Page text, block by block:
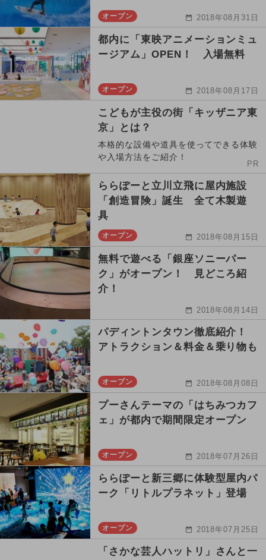
オープン 2018年08月31日
都内に「東映アニメーションミュ
ージアム」OPEN！ 入場無料
オープン 2018年08月17日
こどもが主役の街「キッザニア東
京」とは？
本格的な設備や道具を使ってできる体験
や入場方法をご紹介！
PR
ららぽーと立川立飛に屋内施設
「創造冒険」誕生 全て木製遊
具
オープン 2018年08月15日
無料で遊べる「銀座ソニーパー
ク」がオープン！ 見どころ紹
介！
2018年08月14日
パディントンタウン徹底紹介！
アトラクション＆料金＆乗り物も
オープン 2018年08月08日
プーさんテーマの「はちみつカフ
ェ」が都内で期間限定オープン
オープン 2018年07月26日
ららぽーと新三郷に体験型屋内パ
ーク「リトルプラネット」登場
オープン 2018年07月25日
「さかな芸人ハットリ」さんと一